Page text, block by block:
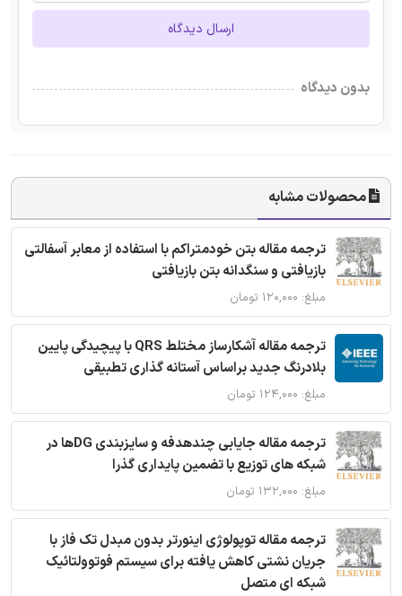
ارسال دیدگاه
بدون دیدگاه
محصولات مشابه
ترجمه مقاله بتن خودمتراکم با استفاده از معابر آسفالتی
بازیافتی و سنگدانه بتن بازیافتی
مبلغ: ۱۲۰,۰۰۰ تومان
ترجمه مقاله آشکارساز مختلط QRS با پیچیدگی پایین
بلادرنگ جدید براساس آستانه گذاری تطبیقی
مبلغ: ۱۲۴,۰۰۰ تومان
ترجمه مقاله جایابی چندهدفه و سایزبندی DGها در
شبکه های توزیع با تضمین پایداری گذرا
مبلغ: ۱۳۲,۰۰۰ تومان
ترجمه مقاله توپولوژی اینورتر بدون مبدل تک فاز با
جریان نشتی کاهش یافته برای سیستم فوتوولتائیک
شبکه ای متصل